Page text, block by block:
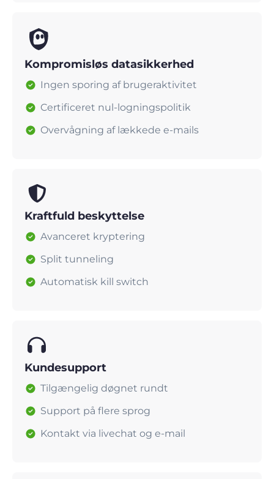
Kompromisløs datasikkerhed
Ingen sporing af brugeraktivitet
Certificeret nul-logningspolitik
Overvågning af lækkede e-mails
Kraftfuld beskyttelse
Avanceret kryptering
Split tunneling
Automatisk kill switch
Kundesupport
Tilgængelig døgnet rundt
Support på flere sprog
Kontakt via livechat og e-mail